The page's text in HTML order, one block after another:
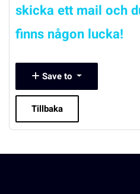
skicka ett mail och
finns någon lucka!
Save to
Tillbaka